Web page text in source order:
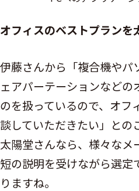
オフィスのベストプランを
伊藤さんから「複合機やパ
ェアパーテーションなどの
のを扱っているので、オフ
談していただきたい」との
太陽堂さんなら、様々な
短の説明を受けながら選定
りますね。